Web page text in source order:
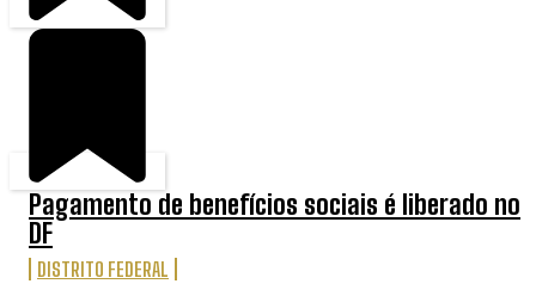
Pagamento de benefícios sociais é liberado no
DF
DISTRITO FEDERAL